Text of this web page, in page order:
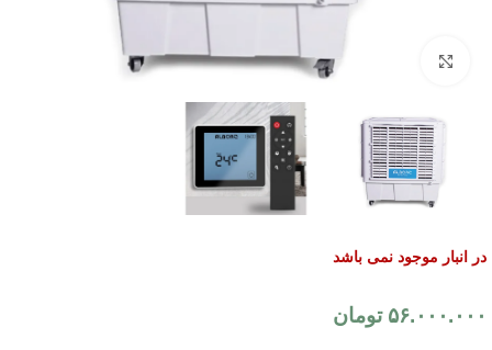
برای بزرگنمایی کلیک کنید
در انبار موجود نمی باشد
۵۶.۰۰۰.۰۰۰ تومان